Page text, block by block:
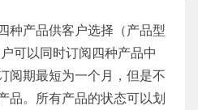
种产品供客户选择（产品型
可以同时订阅四种产品中
阅期最短为一个月，但是不
品。所有产品的状态可以划